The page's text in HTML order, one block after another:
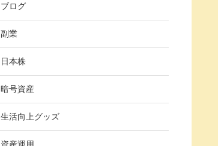
ブログ
副業
日本株
暗号資産
生活向上グッズ
資産運用